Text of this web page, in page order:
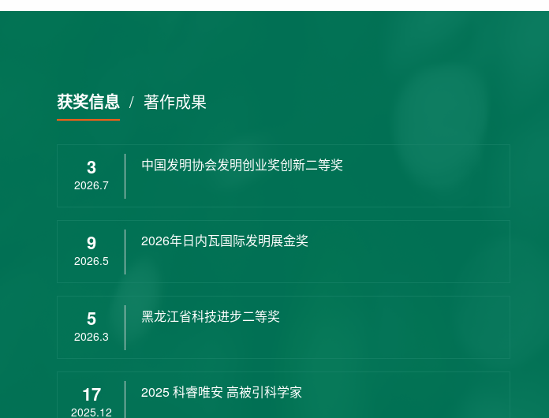
获奖信息 / 著作成果
3
2026.7
中国发明协会发明创业奖创新二等奖
9
2026.5
2026年日内瓦国际发明展金奖
5
2026.3
黑龙江省科技进步二等奖
17
2025.12
2025 科睿唯安 高被引科学家